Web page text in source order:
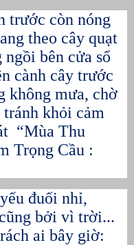
trước còn nóng
theo cây quạt
ngồi bên cửa sổ
cành cây trước
không mưa, chờ
khỏi cảm
“Mùa Thu
Trọng Cầu :
đuối nhỉ,
bởi vì trời...
ai bây giờ: